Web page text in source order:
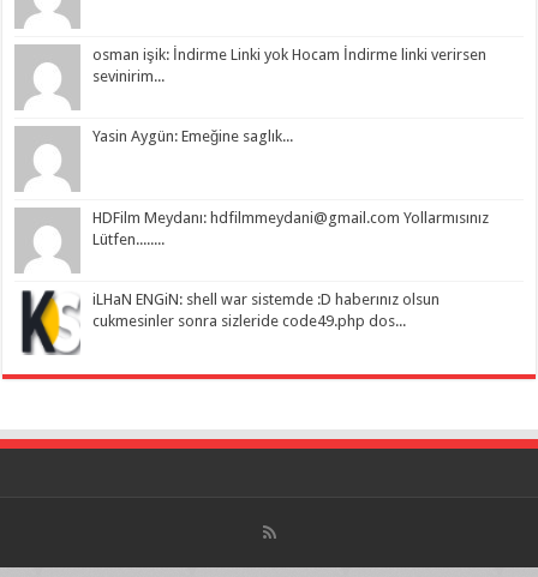
osman işik: İndirme Linki yok Hocam İndirme linki verirsen
sevinirim...
Yasin Aygün: Emeğine saglık...
HDFilm Meydanı: hdfilmmeydani@gmail.com Yollarmısınız
Lütfen........
iLHaN ENGiN: shell war sistemde :D haberınız olsun
cukmesinler sonra sizleride code49.php dos...